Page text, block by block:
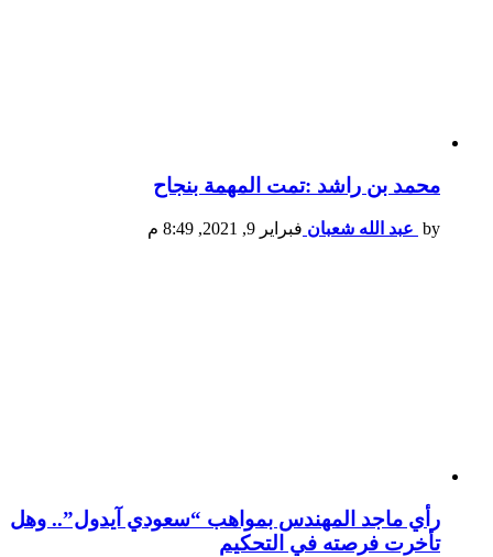
محمد بن راشد :تمت المهمة بنجاح
by عبد الله شعبان فبراير 9, 2021, 8:49 م
رأي ماجد المهندس بمواهب “سعودي آيدول”.. وهل
تأخرت فرصته في التحكيم